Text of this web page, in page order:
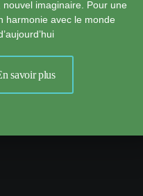
Lattès, 1997
1956
nouvel imaginaire. Pour une
harmonie avec le monde
savoir plus